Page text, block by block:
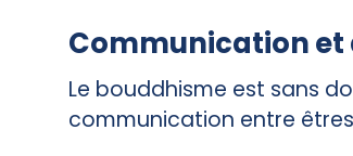
Communication et
Le bouddhisme est sans
communication entre